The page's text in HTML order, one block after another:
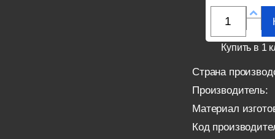
Купить в 1
Страна
Производитель:
Материал
Код